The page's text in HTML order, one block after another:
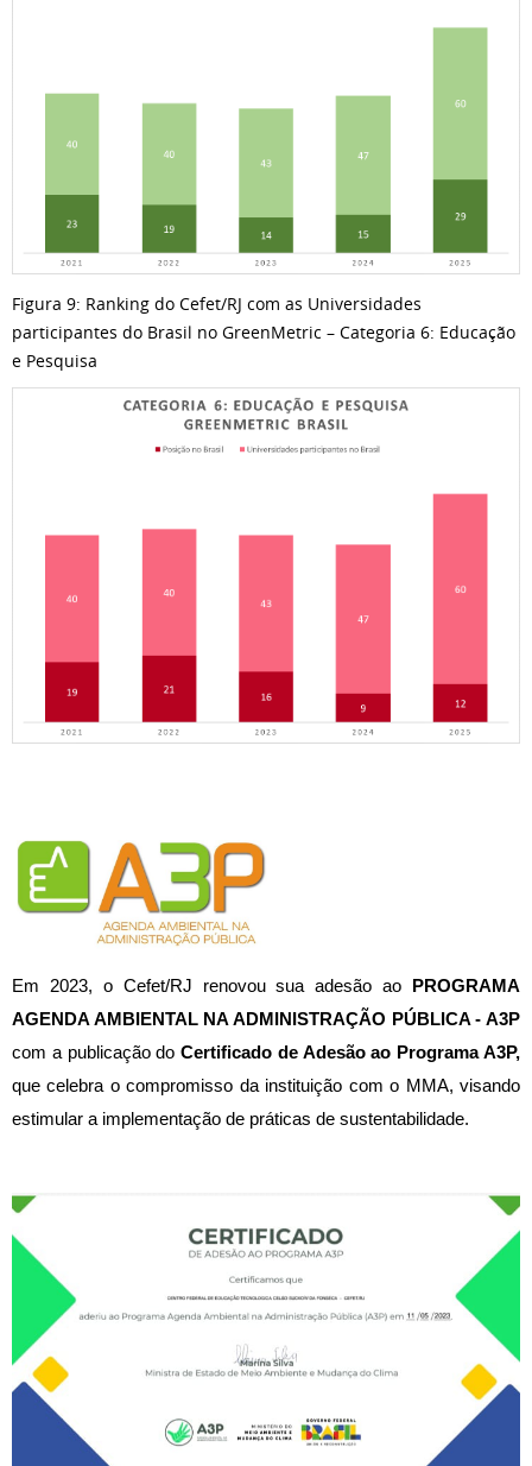
Figura 9: Ranking do Cefet/RJ com as Universidades
participantes do Brasil no GreenMetric – Categoria 6: Educação
e Pesquisa
Em 2023, o Cefet/RJ renovou sua adesão ao
PROGRAMA
AGENDA AMBIENTAL NA ADMINISTRAÇÃO PÚBLICA - A3P
com a publicação doCertificado de Adesão ao Programa A3P,
que celebra o compromisso da instituição com o MMA, visando
estimular a implementação de práticas de sustentabilidade.